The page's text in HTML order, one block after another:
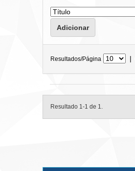
Resultados/Página |
Resultado 1-1 de 1.